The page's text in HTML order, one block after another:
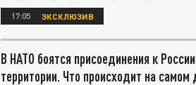
17:05 ЭКСКЛЮЗИВ
В НАТО боятся присоединения к
территории. Что происходит на самом